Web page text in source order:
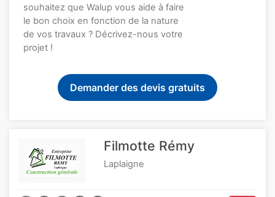
souhaitez que Walup vous aide à faire
le bon choix en fonction de la nature
de vos travaux ? Décrivez-nous votre
projet !
Demander des devis gratuits
Filmotte Rémy
Laplaigne